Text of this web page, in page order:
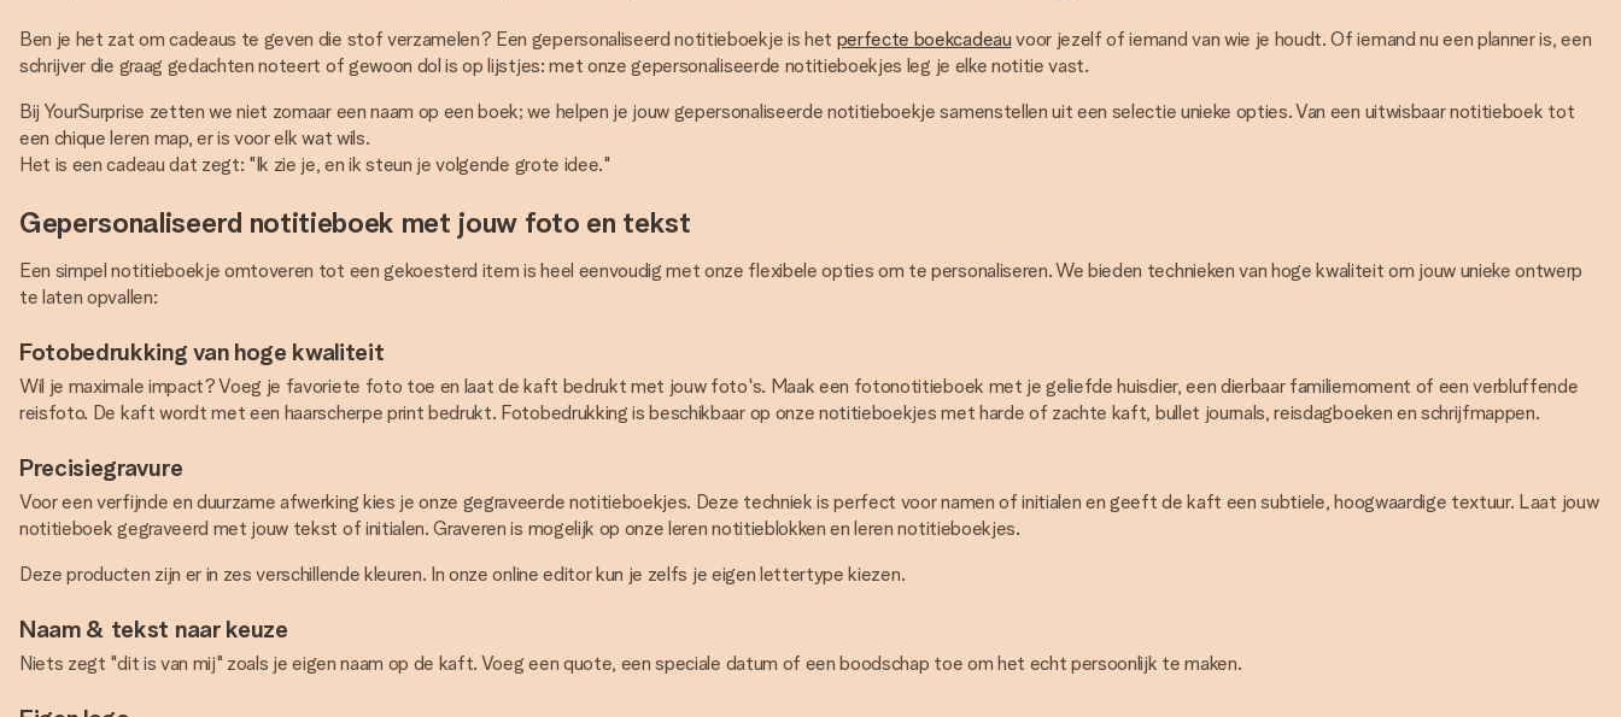
Ben je het zat om cadeaus te geven die stof verzamelen? Een gepersonaliseerd notitieboekje is het perfecte boekcadeau voor jezelf of iemand van wie je houdt. Of iemand nu een planner is, een
schrijver die graag gedachten noteert of gewoon dol is op lijstjes: met onze gepersonaliseerde notitieboekjes leg je elke notitie vast.
Bij YourSurprise zetten we niet zomaar een naam op een boek; we helpen je jouw gepersonaliseerde notitieboekje samenstellen uit een selectie unieke opties. Van een uitwisbaar notitieboek tot
een chique leren map, er is voor elk wat wils.
Het is een cadeau dat zegt: "Ik zie je, en ik steun je volgende grote idee."
Gepersonaliseerd notitieboek met jouw foto en tekst
Een simpel notitieboekje omtoveren tot een gekoesterd item is heel eenvoudig met onze flexibele opties om te personaliseren. We bieden technieken van hoge kwaliteit om jouw unieke ontwerp
te laten opvallen:
Fotobedrukking van hoge kwaliteit
Wil je maximale impact? Voeg je favoriete foto toe en laat de kaft bedrukt met jouw foto's. Maak een fotonotitieboek met je geliefde huisdier, een dierbaar familiemoment of een verbluffende
reisfoto. De kaft wordt met een haarscherpe print bedrukt. Fotobedrukking is beschikbaar op onze notitieboekjes met harde of zachte kaft, bullet journals, reisdagboeken en schrijfmappen.
Precisiegravure
Voor een verfijnde en duurzame afwerking kies je onze gegraveerde notitieboekjes. Deze techniek is perfect voor namen of initialen en geeft de kaft een subtiele, hoogwaardige textuur. Laat jouw
notitieboek gegraveerd met jouw tekst of initialen. Graveren is mogelijk op onze leren notitieblokken en leren notitieboekjes.
Deze producten zijn er in zes verschillende kleuren. In onze online editor kun je zelfs je eigen lettertype kiezen.
Naam & tekst naar keuze
Niets zegt "dit is van mij" zoals je eigen naam op de kaft. Voeg een quote, een speciale datum of een boodschap toe om het echt persoonlijk te maken.